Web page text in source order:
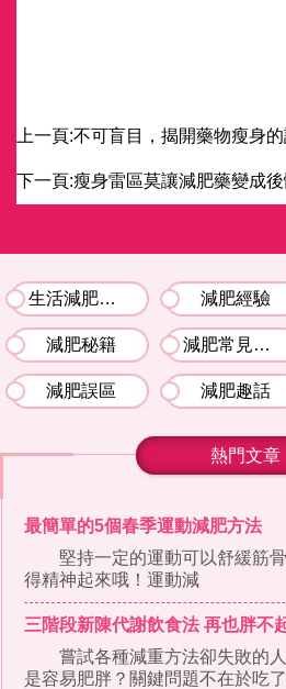
上一頁:不可盲目，揭開藥物瘦身
下一頁:瘦身雷區莫讓減肥藥變成
生活減肥竅門 減肥經驗
減肥秘籍 減肥常見問題解答
減肥誤區 減肥趣話
熱門文章
最簡單的5個春季運動減肥方法
堅持一定的運動可以舒緩筋骨
得精神起來哦！運動減
三階段新陳代謝飲食法 再也胖不
嘗試各種減重方法卻失敗的人
是容易肥胖？關鍵問題不在於吃